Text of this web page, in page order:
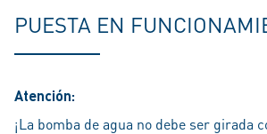
PUESTA EN
Atención:
¡La bomba de agua no debe ser girada